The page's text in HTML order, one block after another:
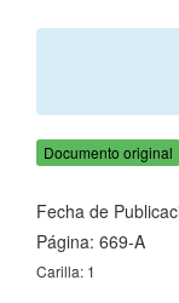
Documento original
Fecha de
Página: 669-A
Carilla: 1